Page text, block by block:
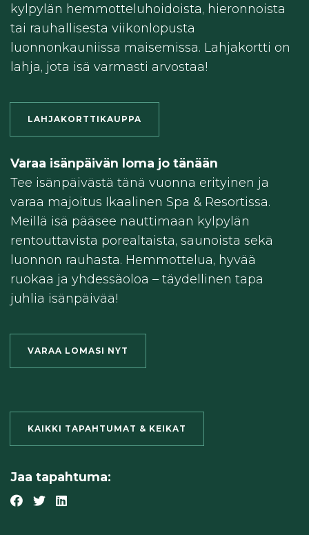
kylpylän hemmotteluhoidoista, hieronnoista
tai rauhallisesta viikonlopusta
luonnonkauniissa maisemissa. Lahjakortti on
lahja, jota isä varmasti arvostaa!
LAHJAKORTTIKAUPPA
Varaa isänpäivän loma jo tänään
Tee isänpäivästä tänä vuonna erityinen ja
varaa majoitus Ikaalinen Spa & Resortissa.
Meillä isä pääsee nauttimaan kylpylän
rentouttavista porealtaista, saunoista sekä
luonnon rauhasta. Hemmottelua, hyvää
ruokaa ja yhdessäoloa – täydellinen tapa
juhlia isänpäivää!
VARAA LOMASI NYT
KAIKKI TAPAHTUMAT & KEIKAT
Jaa tapahtuma: